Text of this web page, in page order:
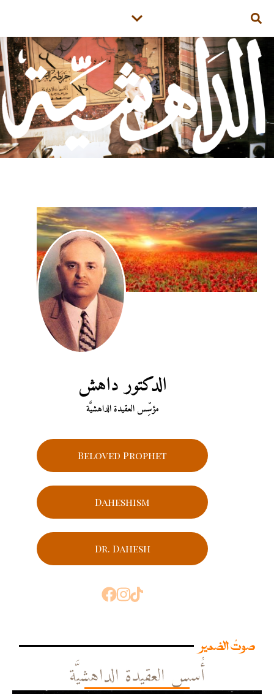
الدكتور داهش
مؤسِّس العقيدة الداهشيَّة
Beloved Prophet
Daheshism
Dr. Dahesh
صوتُ الضمير
أُسس العقيدة الداهشيَّة